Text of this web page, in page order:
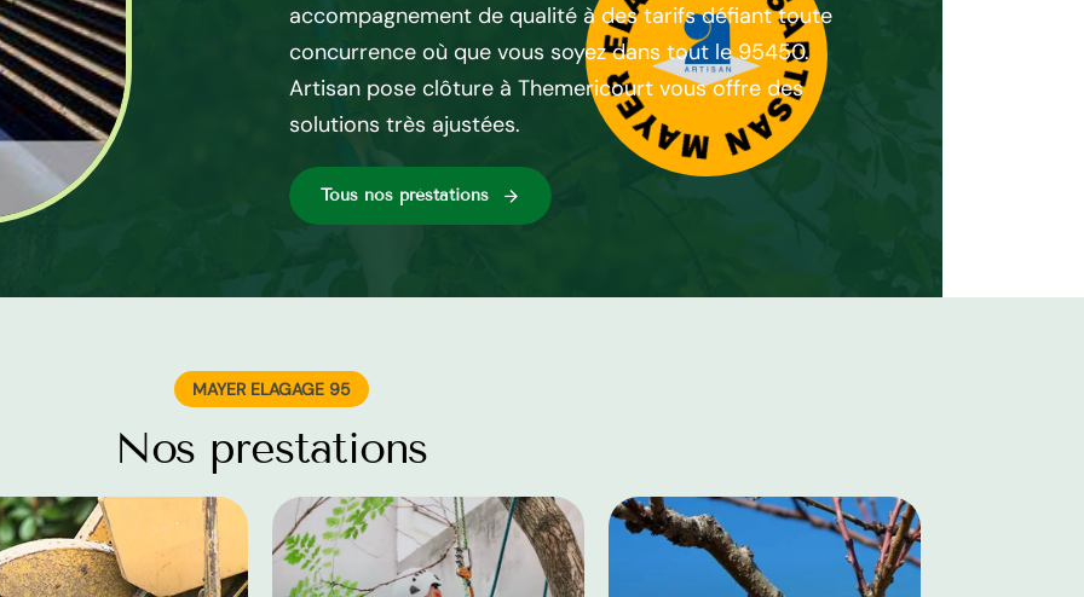
d’une clôture bien
totale de votre domaine,
pose clôture à
accompagnement de qualité à des tarifs défiant toute
concurrence où que vous soyez dans tout le 95450.
Artisan pose clôture à Themericourt vous offre des
solutions très ajustées.
Tous nos préstations
MAYER ELAGAGE 95
Nos prestations